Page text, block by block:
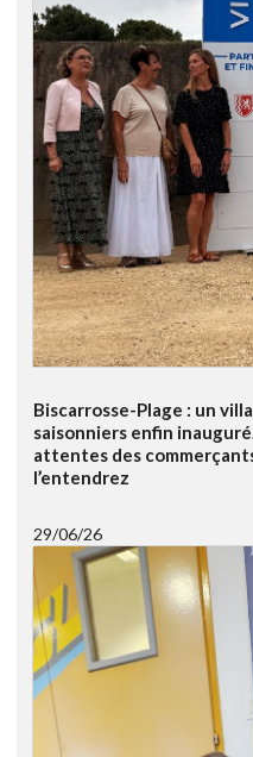
Biscarrosse-Plage : un
saisonniers enfin
attentes des
l’entendrez
29/06/26